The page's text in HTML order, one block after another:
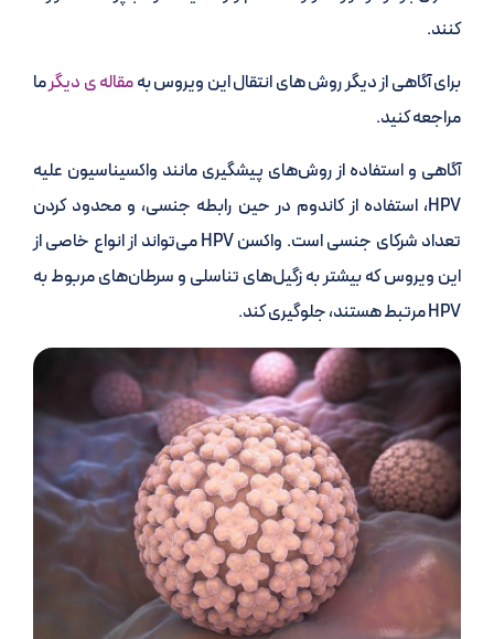
کنند.
برای آگاهی از دیگر روش های انتقال این ویروس بهمقاله ی دیگرما
مراجعه کنید.
آگاهی و استفاده از روش‌های پیشگیری مانند واکسیناسیون علیه
HPV، استفاده از کاندوم در حین رابطه جنسی، و محدود کردن
تعداد شرکای جنسی است. واکسن HPV می‌تواند از انواع خاصی از
این ویروس که بیشتر به زگیل‌های تناسلی و سرطان‌های مربوط به
HPV مرتبط هستند، جلوگیری کند.